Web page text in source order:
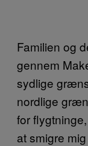
Familien og
gennem
sydlige
nordlige
for
at smigre